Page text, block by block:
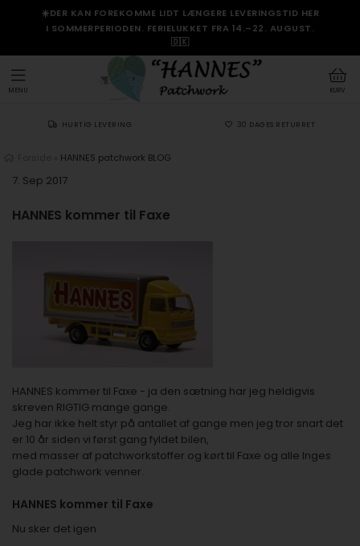
☀️DER KAN FOREKOMME LIDT LÆNGERE LEVERINGSTID HER
I SOMMERPERIODEN. FERIELUKKET FRA 14.–22. AUGUST.
🇩🇰
KURV
MENU
HURTIG LEVERING 30 DAGES RETURRET
HANNES patchwork BLOG
7. Sep 2017
HANNES kommer til Faxe
HANNES kommer til Faxe - ja den sætning har jeg heldigvis
skreven RIGTIG mange gange.
Jeg har ikke helt styr på antallet af gange men jeg tror snart det
er 10 år siden vi først gang fyldet bilen,
med masser af patchworkstoffer og kørt til Faxe og alle Inges
glade patchwork venner.
HANNES kommer til Faxe
Nu sker det igen